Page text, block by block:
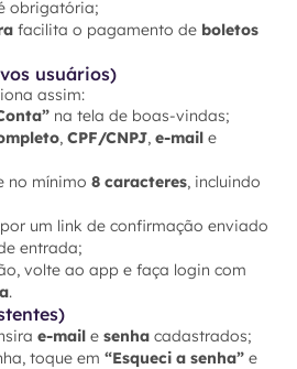
obrigatória;
facilita o pagamento de boletos
usuários)
assim:
na tela de boas-vindas;
,CPF/CNPJ,e-mail e
no mínimo8 caracteres, incluindo
por um link de confirmação enviado
entrada;
volte ao app e faça login com
.
e-mail esenha cadastrados;
toque em“Esqueci a senha” e